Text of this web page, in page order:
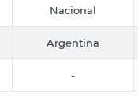
Nacional
Argentina
-